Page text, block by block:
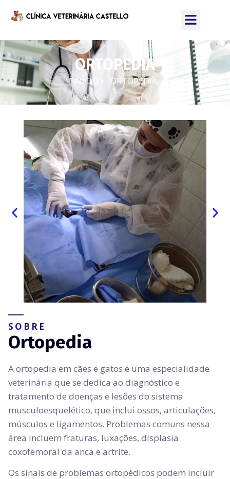
ORTOPEDIA
INÍCIO ORTOPEDIA
SOBRE
Ortopedia
A ortopedia em cães e gatos é uma especialidade
veterinária que se dedica ao diagnóstico e
tratamento de doenças e lesões do sistema
musculoesquelético, que inclui ossos, articulações,
músculos e ligamentos. Problemas comuns nessa
área incluem fraturas, luxações, displasia
coxofemoral da anca e artrite.
Os sinais de problemas ortopédicos podem incluir